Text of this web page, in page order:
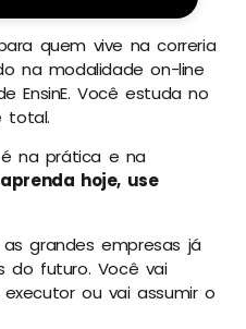
quem vive na correria
na modalidade on-line
EnsinE. Você estuda no
total.
é na prática e na
aprenda hoje, use
grandes empresas já
do futuro. Você vai
ou vai assumir o